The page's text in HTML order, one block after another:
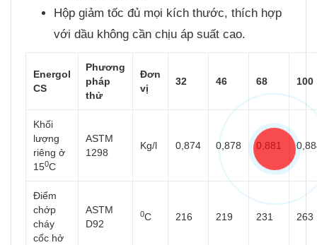
Hộp giảm tốc đủ mọi kích thước, thích hợp
với dầu không cần chịu áp suất cao.
Energol
CS
Phương
pháp
thử
Đơn
vị
32 46 68 100
Khối
lượng
riêng ở
150C
ASTM
1298
Kg/l 0,874 0,878 0,881
Điểm
chớp
cháy
cốc hở
ASTM
D92
0C 216 219 231 263